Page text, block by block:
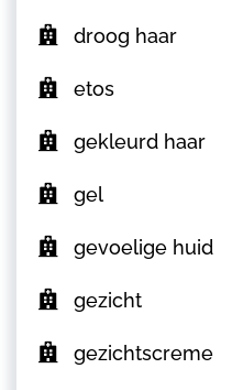
droog haar
etos
gekleurd haar
gel
gevoelige huid
gezicht
gezichtscreme